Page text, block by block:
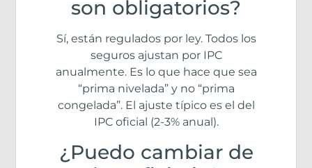
son obligatorios?
Sí, están regulados por ley. Todos los
seguros ajustan por IPC
anualmente. Es lo que hace que sea
“prima nivelada” y no “prima
congelada”. El ajuste típico es el del
IPC oficial (2-3% anual).
¿Puedo cambiar de